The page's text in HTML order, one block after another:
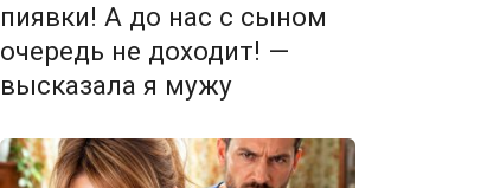
пиявки! А до нас с сыном
очередь не доходит! —
высказала я мужу